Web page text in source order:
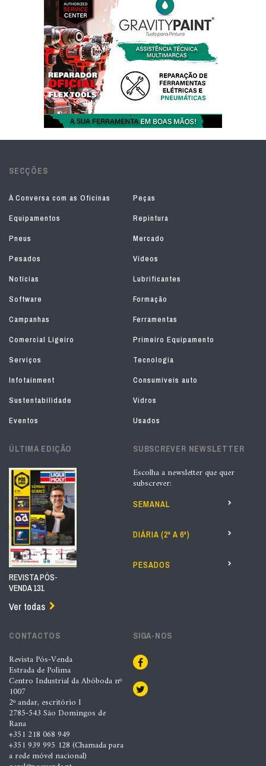
SECÇÕES
À Conversa com as Oficinas
Peças
Equipamentos
Repintura
Pneus
Mercado
Pesados
Vídeos
Notícias
Lubrificantes
Software
Formação
Campanhas
Ferramentas
Comercial Ligeiro
Primeiro Equipamento
Serviços
Tecnologia
Infotainment
Consumíveis auto
Sustentabilidade
Vidros
Eventos
Usados
ÚLTIMA EDIÇÃO
REVISTA PÓS-
VENDA 131
Ver todas
SUBSCREVER NEWSLETTER
Escolha a newsletter que quer
subscrever:
SEMANAL
DIÁRIA (2ª A 6ª)
PESADOS
CONTACTOS
Revista Pós-Venda
Estrada de Polima
Centro Industrial da Abóboda nº
1007
2º andar, escritório I
2785-543 São Domingos de
Rana
+351 218 068 949
+351 939 995 128 (Chamada para
a rede móvel nacional)
SIGA-NOS